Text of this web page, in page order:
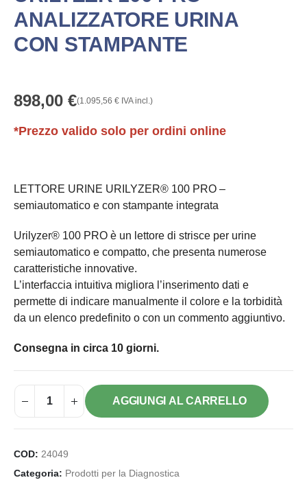
ANALIZZATORE URINA
CON STAMPANTE
898,00 €(1.095,56 € IVA incl.)
*Prezzo valido solo per ordini online
LETTORE URINE URILYZER® 100 PRO –
semiautomatico e con stampante integrata
Urilyzer® 100 PRO è un lettore di strisce per urine
semiautomatico e compatto, che presenta numerose
caratteristiche innovative.
L’interfaccia intuitiva migliora l’inserimento dati e
permette di indicare manualmente il colore e la torbidità
da un elenco predefinito o con un commento aggiuntivo.
Consegna in circa 10 giorni.
AGGIUNGI AL CARRELLO
COD: 24049
Categoria: Prodotti per la Diagnostica